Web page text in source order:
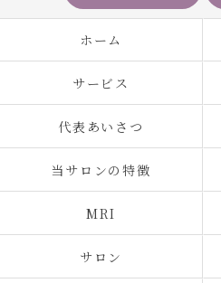
ホーム
サービス
代表あいさつ
当サロンの特徴
MRI
サロン